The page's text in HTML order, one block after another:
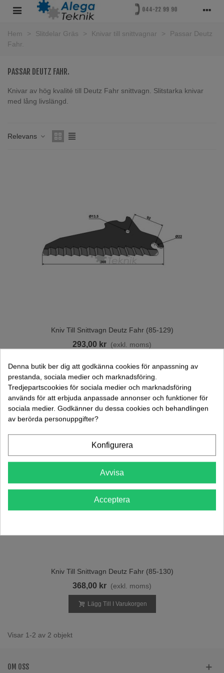
Hem > Slitdelar Gräs > Knivar till snittvagnar >
Passar Deutz
Fahr.
PASSAR DEUTZ FAHR.
Knivar av hög kvalité till Deutz Fahr snittvagn. Slitstarka knivar
med lång livslängd.
Relevans
Kniv Till Snittvagn Deutz Fahr (85-129)
293,00 kr (exkl. moms)
Lägg Till I Varukorgen
Kniv Till Snittvagn Deutz Fahr (85-130)
368,00 kr (exkl. moms)
Lägg Till I Varukorgen
Visar 1-2 av 2 objekt
OM OSS
Denna butik ber dig att godkänna cookies för anpassning av
prestanda, sociala medier och marknadsföring.
Tredjepartscookies för sociala medier och marknadsföring
används för att erbjuda anpassade annonser och funktioner för
sociala medier. Godkänner du dessa cookies och behandlingen
av berörda personuppgifter?
Konfigurera
Avvisa
Acceptera